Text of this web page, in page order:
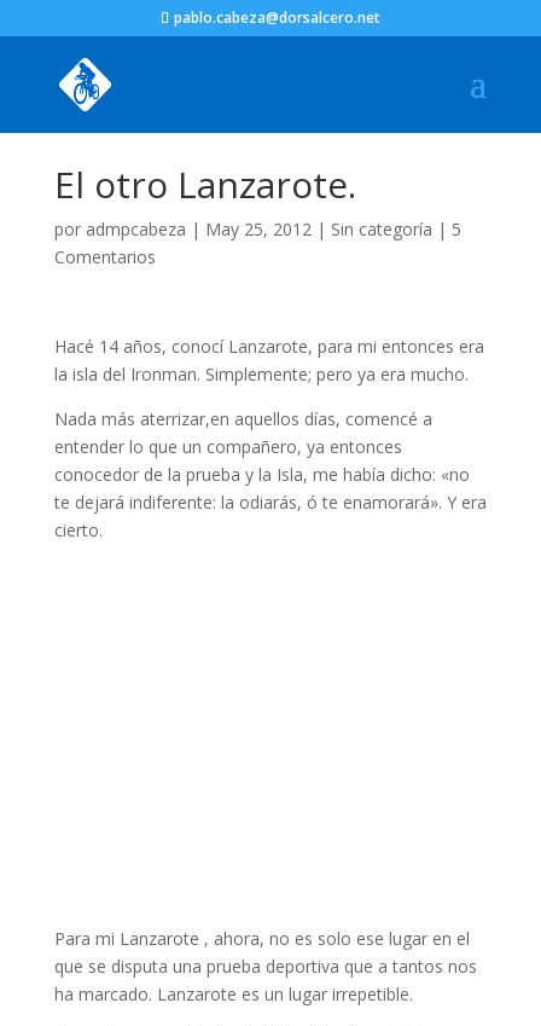
pablo.cabeza@dorsalcero.net
El otro Lanzarote.
por admpcabeza | May 25, 2012| Sin categoría | 5
Comentarios
Hacé 14 años, conocí Lanzarote, para mi entonces era
la isla del Ironman. Simplemente; pero ya era mucho.
Nada más aterrizar,en aquellos días, comencé a
entender lo que un compañero, ya entonces
conocedor de la prueba y la Isla, me había dicho: «no
te dejará indiferente: la odiarás, ó te enamorará». Y era
cierto.
Para mi Lanzarote , ahora, no es solo ese lugar en el
que se disputa una prueba deportiva que a tantos nos
ha marcado. Lanzarote es un lugar irrepetible.